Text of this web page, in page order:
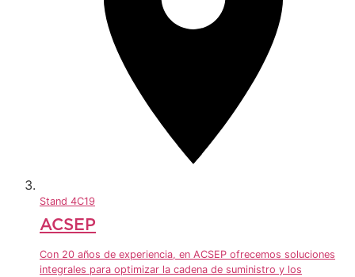
Stand 4C19
ACSEP
Con 20 años de experiencia, en ACSEP ofrecemos soluciones
integrales para optimizar la cadena de suministro y los